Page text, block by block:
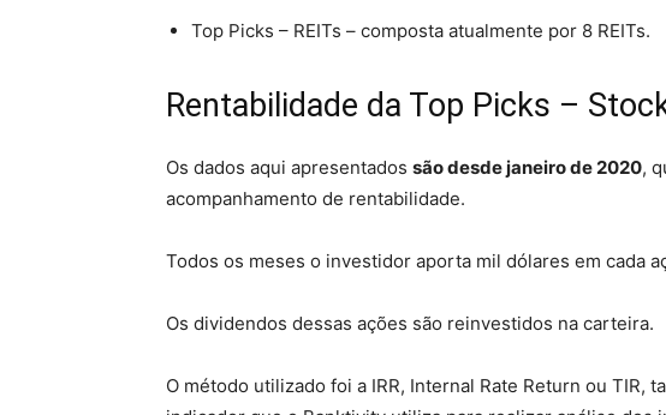
Top Picks – REITs – composta atualmente por 8 REITs.
Rentabilidade da Top Picks –
Os dados aqui apresentados são desde janeiro de 2020,
acompanhamento de rentabilidade.
Todos os meses o investidor aporta mil dólares em cada
Os dividendos dessas ações são reinvestidos na carteira.
O método utilizado foi a IRR, Internal Rate Return ou TIR,